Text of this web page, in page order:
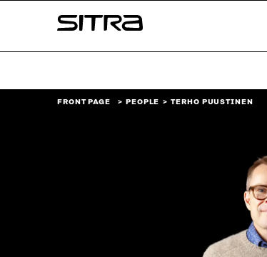
↓
Sitra
FRONT PAGE PEOPLE TERHO PUUSTINEN